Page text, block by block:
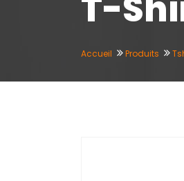
T-
Accueil Produits